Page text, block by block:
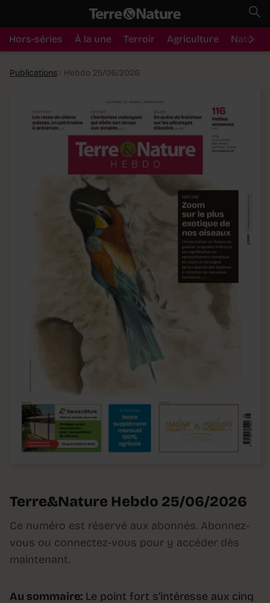
Hors-séries À la une Terroir Agriculture Nature
Publications Hebdo 25/06/2026
Terre&Nature Hebdo 25/06/2026
Ce numéro est réservé aux abonnés. Abonnez-
vous ou connectez-vous pour y accéder dès
maintenant.
Au sommaire: Le point fort s’intéresse aux cinq